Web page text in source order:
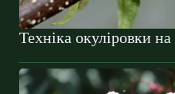
Техніка окуліровки